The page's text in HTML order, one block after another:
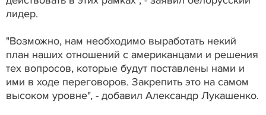
лидер.
"Возможно, нам необходимо выработать некий
план наших отношений с американцами и решения
тех вопросов, которые будут поставлены нами и
ими в ходе переговоров. Закрепить это на самом
высоком уровне", - добавил Александр Лукашенко.